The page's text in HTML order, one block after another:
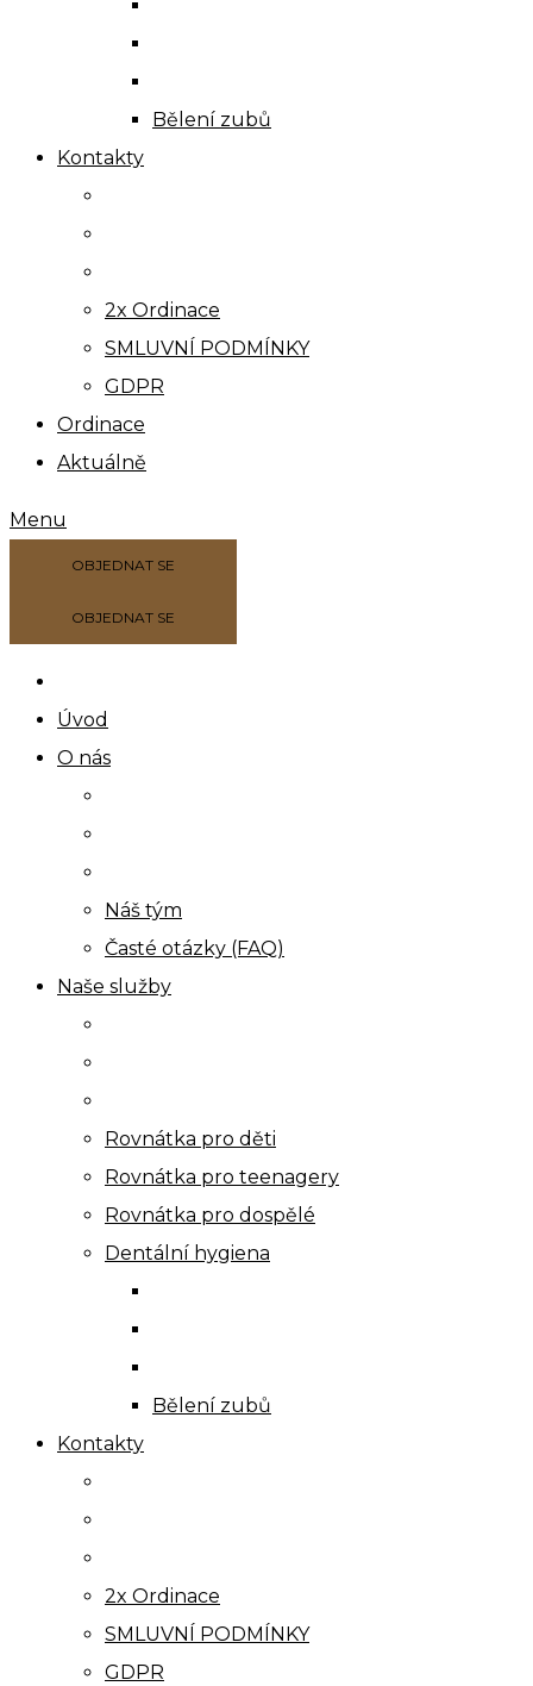
Bělení zubů
Kontakty
2x Ordinace
SMLUVNÍ PODMÍNKY
GDPR
Ordinace
Aktuálně
Menu
OBJEDNAT SE
OBJEDNAT SE
Úvod
O nás
Náš tým
Časté otázky (FAQ)
Naše služby
Rovnátka pro děti
Rovnátka pro teenagery
Rovnátka pro dospělé
Dentální hygiena
Bělení zubů
Kontakty
2x Ordinace
SMLUVNÍ PODMÍNKY
GDPR